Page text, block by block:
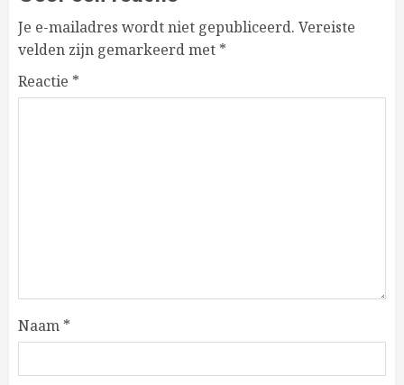
Je e-mailadres wordt niet gepubliceerd. Vereiste
velden zijn gemarkeerd met *
Reactie *
Naam *